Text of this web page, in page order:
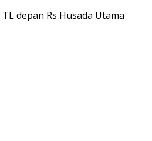
depan Rs Husada Utama